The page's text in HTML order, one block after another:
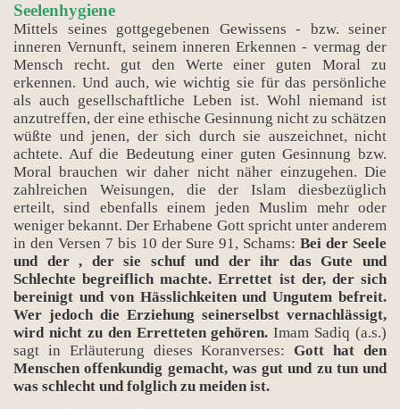
Seelenhygiene
Mittels seines gottgegebenen Gewissens - bzw. seiner
inneren Vernunft, seinem inneren Erkennen - vermag der
Mensch recht. gut den Werte einer guten Moral zu
erkennen. Und auch, wie wichtig sie für das persönliche
als auch gesellschaftliche Leben ist. Wohl niemand ist
anzutreffen, der eine ethische Gesinnung nicht zu schätzen
wüßte und jenen, der sich durch sie auszeichnet, nicht
achtete. Auf die Bedeutung einer guten Gesinnung bzw.
Moral brauchen wir daher nicht näher einzugehen. Die
zahlreichen Weisungen, die der Islam diesbezüglich
erteilt, sind ebenfalls einem jeden Muslim mehr oder
weniger bekannt. Der Erhabene Gott spricht unter anderem
in den Versen 7 bis 10 der Sure 91, Schams:Bei der Seele
und der , der sie schuf und der ihr das Gute und
Schlechte begreiflich machte. Errettet ist der, der sich
bereinigt und von Hässlichkeiten und Ungutem befreit.
Wer jedoch die Erziehung seinerselbst vernachlässigt,
wird nicht zu den Erretteten gehören.Imam Sadiq (a.s.)
sagt in Erläuterung dieses Koranverses:Gott hat den
Menschen offenkundig gemacht, was gut und zu tun und
was schlecht und folglich zu meiden ist.